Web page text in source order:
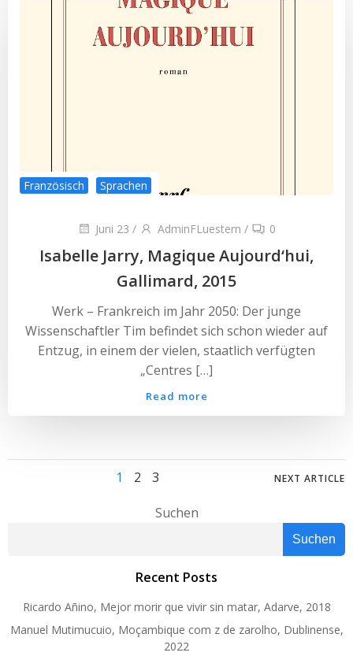
Französisch Sprachen
Juni 23 / AdminFLuestern / 0
Isabelle Jarry, Magique Aujourd‘hui,
Gallimard, 2015
Werk – Frankreich im Jahr 2050: Der junge
Wissenschaftler Tim befindet sich schon wieder auf
Entzug, in einem der vielen, staatlich verfügten
„Centres […]
Read more
navigation
Page
1 Page
2 Page
3
Posts
NEXT ARTICLE
Suchen
Suchen
Recent Posts
Ricardo Añino, Mejor morir que vivir sin matar, Adarve, 2018
Manuel Mutimucuio, Moçambique com z de zarolho, Dublinense,
2022